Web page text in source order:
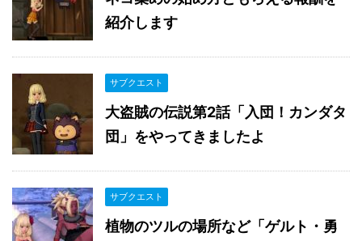
紹介します
サブクエスト
大盗賊の伝説第2話「入団！カンダタ
団」をやってきましたよ
サブクエスト
植物のツルの場所など「ゲルト・勇